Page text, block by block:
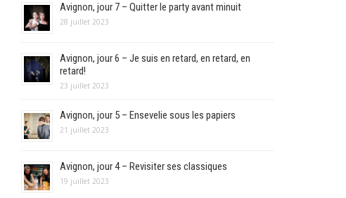
Avignon, jour 7 – Quitter le party avant minuit
28 juillet 2023
Avignon, jour 6 – Je suis en retard, en retard, en
retard!
23 juillet 2023
Avignon, jour 5 – Ensevelie sous les papiers
21 juillet 2023
Avignon, jour 4 – Revisiter ses classiques
19 juillet 2023